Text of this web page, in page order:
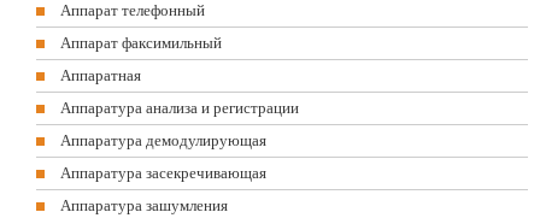
Аппарат телефонный
Аппарат факсимильный
Аппаратная
Аппаратура анализа и регистрации
Аппаратура демодулирующая
Аппаратура засекречивающая
Аппаратура зашумления